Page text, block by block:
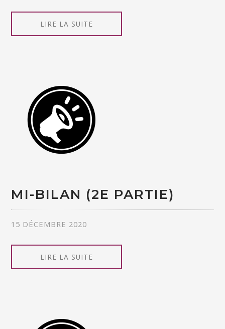
LIRE LA SUITE
MI-BILAN (2E PARTIE)
15 DÉCEMBRE 2020
LIRE LA SUITE